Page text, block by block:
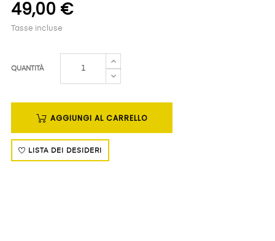
49,00 €
Tasse incluse
QUANTITÀ
AGGIUNGI AL CARRELLO
LISTA DEI DESIDERI